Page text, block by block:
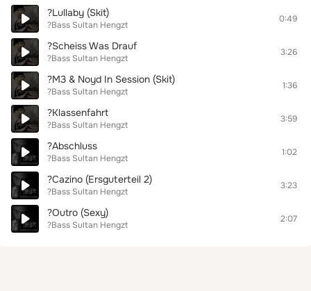
?Lullaby (Skit)
?Bass Sultan Hengzt
0:49
?Scheiss Was Drauf
?Bass Sultan Hengzt
3:26
?M3 & Noyd In Session (Skit)
?Bass Sultan Hengzt
1:36
?Klassenfahrt
?Bass Sultan Hengzt
3:59
?Abschluss
?Bass Sultan Hengzt
1:02
?Cazino (Ersguterteil 2)
?Bass Sultan Hengzt
3:23
?Outro (Sexy)
?Bass Sultan Hengzt
2:07